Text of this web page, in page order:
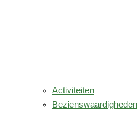
Activiteiten
Bezienswaardigheden